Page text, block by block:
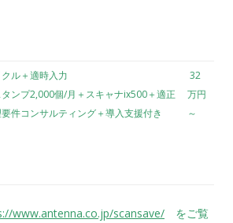
ル＋適時入力
ンプ2,000個/月＋スキャナix500＋適正
件コンサルティング＋導入支援付き
32
万円
～
www.antenna.co.jp/scansave/ をご覧